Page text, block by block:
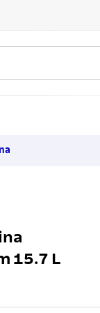
15.7 L